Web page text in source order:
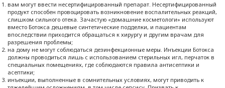
вам могут ввести несертифицированный препарат. Несертифицированный
продукт способен провоцировать возникновение воспалительных реакций,
слишком сильного отека. Зачастую «домашние косметологи» используют
вместо Ботокса дешевые синтетические подделки, и пациентам
впоследствии приходится обращаться к хирургу и другим врачам для
разрешения проблемы;
на дому не могут соблюдаться дезинфекционные меры. Инъекции Ботокса
должны проводиться лишь с использованием стерильных игл, перчаток в
специальных помещениях, где соблюдаются правила антисептики и
асептики;
инъекции, выполненные в сомнительных условиях, могут приводить к